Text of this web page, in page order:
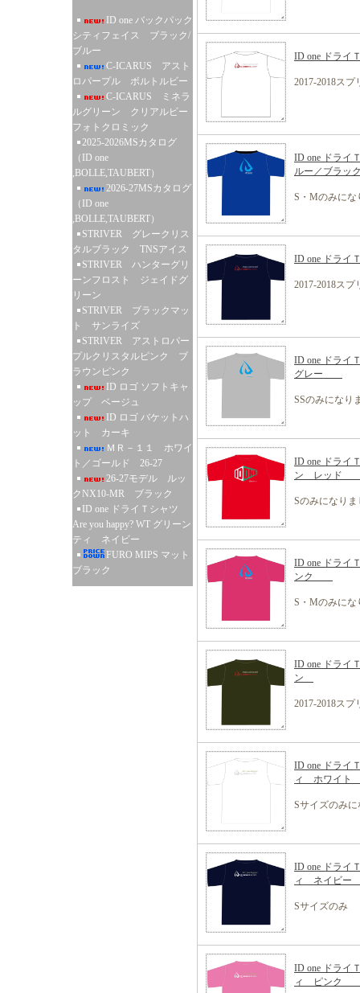
ID one バックパック
シティフェイス ブラック/
ブルー
C-ICARUS アスト
ロパープル ボルトルビー
C-ICARUS ミネラ
ルグリーン クリアルビー
フォトクロミック
2025-2026MSカタログ
（ID one
,BOLLE,TAUBERT）
2026-27MSカタログ
（ID one
,BOLLE,TAUBERT）
STRIVER グレークリス
タルブラック TNSアイス
STRIVER ハンターグリ
ーンフロスト ジェイドグ
リーン
STRIVER ブラックマッ
ト サンライズ
STRIVER アストロパー
プルクリスタルピンク ブ
ラウンピンク
ID ロゴ ソフトキャ
ップ ベージュ
ID ロゴ バケットハ
ット カーキ
ＭＲ－１１ ホワイ
ト／ゴールド 26-27
26-27モデル ルッ
クNX10-MR ブラック
ID one ドライＴシャツ
Are you happy? WT グリーン
ティ ネイビー
FURO MIPS マット
ブラック
ID one ドライ
2017-2018ス
ID one ドライ
ルー／ブラ
S・Mのみにな
ID one ドライ
2017-2018ス
ID one ドライ
グレー
SSのみになり
ID one ドライ
ン レッ
Sのみになり
ID one ドライ
ンク
S・Mのみにな
ID one ドライ
ン
2017-2018ス
ID one ドライ
ィ ホワイ
Sサイズのみ
ID one ドライ
ィ ネイビ
Sサイズのみ
ID one ドライ
ィ ピン